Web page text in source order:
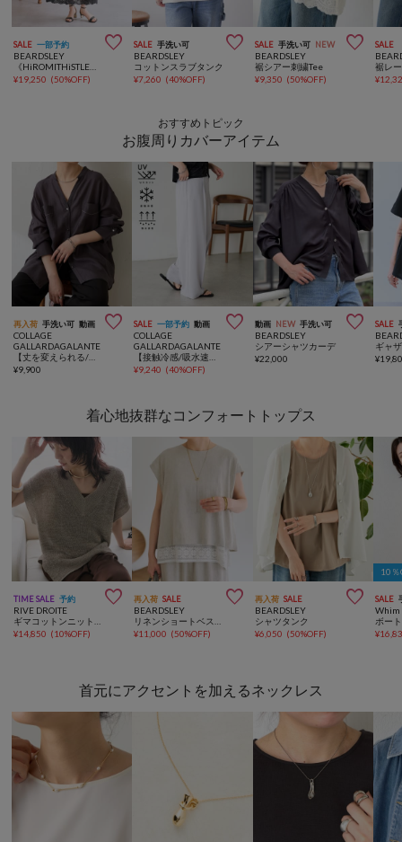
SALE 一部予約 
BEARDSLEY
¥19,250 (50%OFF)
SALE 手洗い可 
BEARDSLEY
コットンスラブタンク
¥7,260 (40%OFF)
SALE 手洗い可 NEW 
BEARDSLEY
裾シアー刺繍Tee
¥9,350 (50%OFF)
SALE
¥
おすすめトピック
お腹周りカバーアイテム
再入荷 手洗い可 動画 
COLLAGE
GALLARDAGALANTE
¥9,900
SALE 一部予約 動画 
COLLAGE
GALLARDAGALANTE
¥9,240 (40%OFF)
動画 NEW 手洗い可 
BEARDSLEY
シアーシャツカーデ
¥22,000
SALE
ギャ
¥
着心地抜群なコンフォートトップス
TIME SALE 予約 
RIVE DROITE
¥14,850 (10%OFF)
再入荷 SALE 
BEARDSLEY
¥11,000 (50%OFF)
再入荷 SALE 
BEARDSLEY
シャツタンク
¥6,050 (50%OFF)
10％
SALE
Whim
¥
首元にアクセントを加えるネックレス